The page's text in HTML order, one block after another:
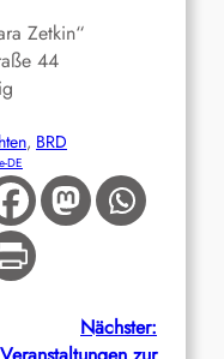
Zetkin“
44
, BRD
DE
Nächster: